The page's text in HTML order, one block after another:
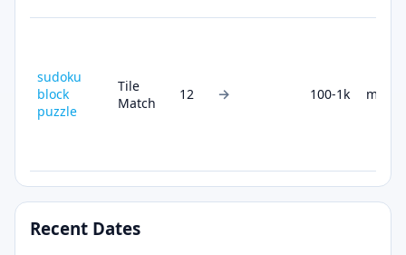
sudoku
block
puzzle
Tile
Match
12 → 100-1k
Recent Dates